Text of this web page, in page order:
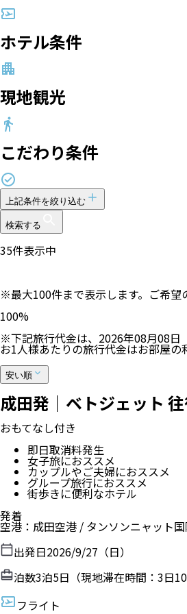
ホテル条件
現地観光
こだわり条件
上記条件を絞り込む
検索する
35件表示中
※最大100件まで表示します。ご希望
100%
※下記旅行代金は、 2026年08月08日
お1人様あたりの旅行代金はお部屋
安い順
成田発｜ベトジェット
おもてなし付き
即日取消料発生
女子旅におススメ
カップルやご夫婦におススメ
グループ旅行におススメ
街歩きに便利なホテル
発着
空港 ： 成田空港 / タンソンニャット
出発日2026/9/27（日）
泊数3泊5日（現地滞在時間： 3日
フライト